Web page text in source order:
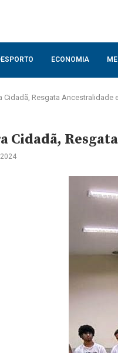
ECONOMIA
Cidadã, Resgata Ancestralidade
Cidadã,